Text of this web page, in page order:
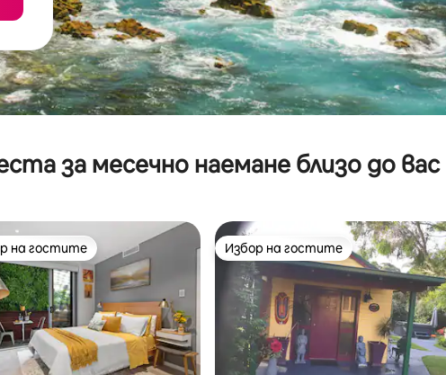
за месечно наемане близо до вас
избор на гостите
на гостите Избор на гостите
Избор на гостите